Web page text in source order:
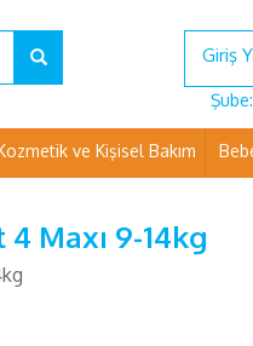
Giriş
Şube:
ve Kişisel Bakım
Maxı 9-14kg